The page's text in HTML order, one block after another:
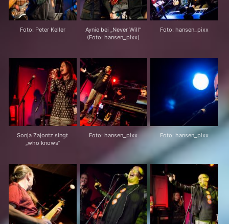
Foto: Peter Keller
Aynie bei „Never Will“
(Foto: hansen_pixx)
Foto: hansen_pixx
Sonja Zajontz singt
„who knows“
Foto: hansen_pixx Foto: hansen_pixx